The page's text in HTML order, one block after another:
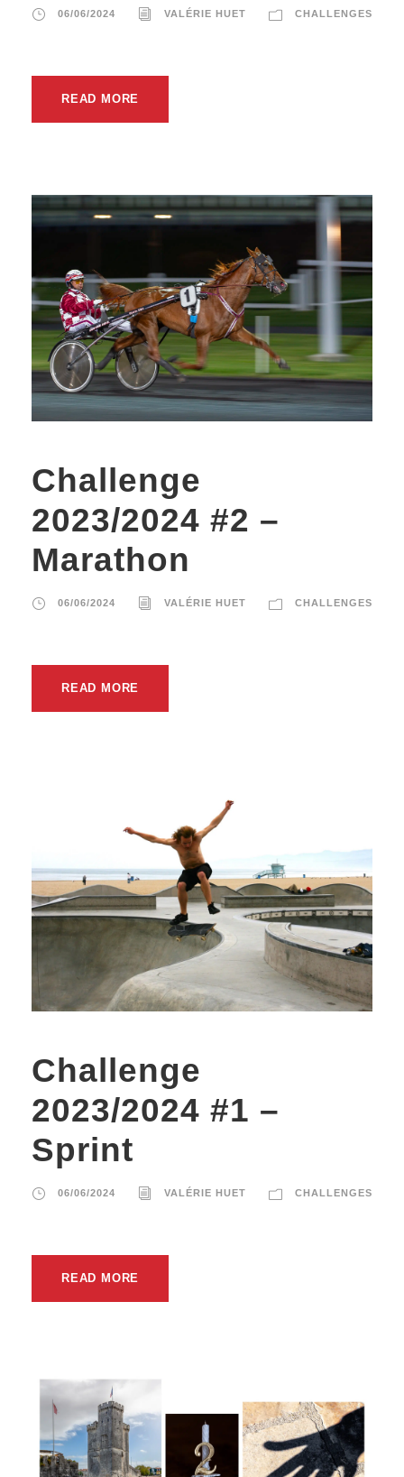
06/06/2024 VALÉRIE HUET CHALLENGES
READ MORE
Challenge
2023/2024 #2 –
Marathon
06/06/2024 VALÉRIE HUET CHALLENGES
READ MORE
Challenge
2023/2024 #1 –
Sprint
06/06/2024 VALÉRIE HUET CHALLENGES
READ MORE